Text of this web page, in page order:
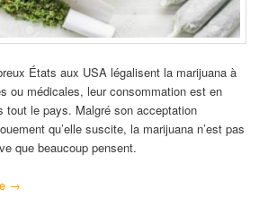
États aux USA légalisent la marijuana à
ou médicales, leur consommation est en
tout le pays. Malgré son acceptation
qu’elle suscite, la marijuana n’est pas
que beaucoup pensent.
→